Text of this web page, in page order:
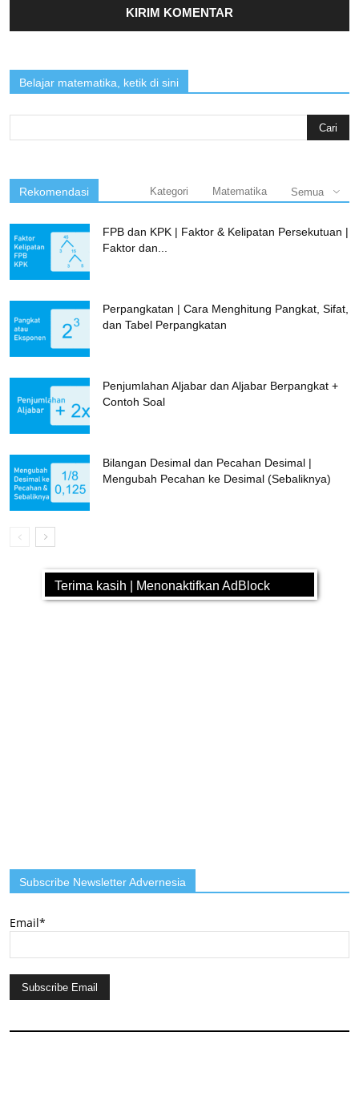
Belajar matematika, ketik di sini
for:
Rekomendasi Kategori Matematika Semua
FPB dan KPK | Faktor & Kelipatan Persekutuan |
Faktor dan...
Perpangkatan | Cara Menghitung Pangkat, Sifat,
dan Tabel Perpangkatan
Penjumlahan Aljabar dan Aljabar Berpangkat +
Contoh Soal
Bilangan Desimal dan Pecahan Desimal |
Mengubah Pecahan ke Desimal (Sebaliknya)
Terima kasih | Menonaktifkan AdBlock
Subscribe Newsletter Advernesia
Email*